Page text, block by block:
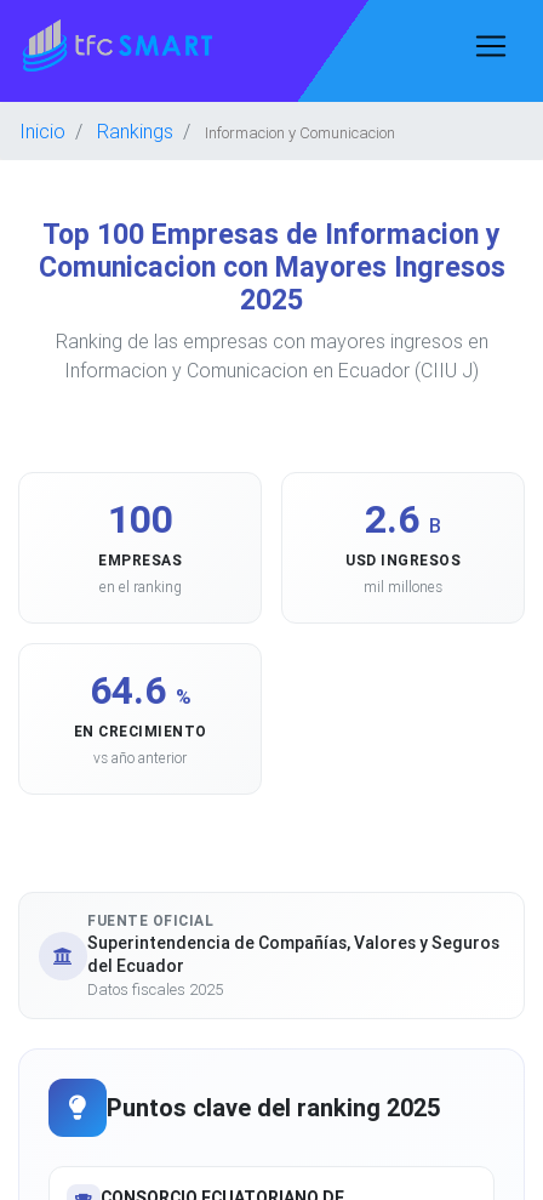
Inicio Rankings Informacion y Comunicacion
Top 100 Empresas de Informacion y
Comunicacion con Mayores Ingresos
2025
Ranking de las empresas con mayores ingresos en
Informacion y Comunicacion en Ecuador (CIIU J)
100
EMPRESAS
en el ranking
2.6 B
USD INGRESOS
mil millones
64.6 %
EN CRECIMIENTO
vs año anterior
FUENTE OFICIAL
Superintendencia de Compañías, Valores y Seguros
del Ecuador
Datos fiscales 2025
Puntos clave del ranking 2025